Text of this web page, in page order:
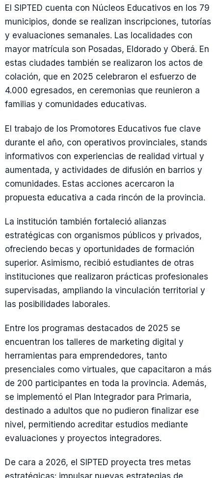
El SIPTED cuenta con Núcleos Educativos en los 79
municipios, donde se realizan inscripciones, tutorías
y evaluaciones semanales. Las localidades con
mayor matrícula son Posadas, Eldorado y Oberá. En
estas ciudades también se realizaron los actos de
colación, que en 2025 celebraron el esfuerzo de
4.000 egresados, en ceremonias que reunieron a
familias y comunidades educativas.
El trabajo de los Promotores Educativos fue clave
durante el año, con operativos provinciales, stands
informativos con experiencias de realidad virtual y
aumentada, y actividades de difusión en barrios y
comunidades. Estas acciones acercaron la
propuesta educativa a cada rincón de la provincia.
La institución también fortaleció alianzas
estratégicas con organismos públicos y privados,
ofreciendo becas y oportunidades de formación
superior. Asimismo, recibió estudiantes de otras
instituciones que realizaron prácticas profesionales
supervisadas, ampliando la vinculación territorial y
las posibilidades laborales.
Entre los programas destacados de 2025 se
encuentran los talleres de marketing digital y
herramientas para emprendedores, tanto
presenciales como virtuales, que capacitaron a más
de 200 participantes en toda la provincia. Además,
se implementó el Plan Integrador para Primaria,
destinado a adultos que no pudieron finalizar ese
nivel, permitiendo acreditar estudios mediante
evaluaciones y proyectos integradores.
De cara a 2026, el SIPTED proyecta tres metas